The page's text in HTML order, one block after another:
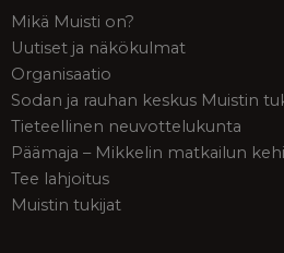
Mikä Muisti on?
Uutiset ja näkökulmat
Organisaatio
Sodan ja rauhan keskus Muistin
Tieteellinen neuvottelukunta
Päämaja – Mikkelin matkailun
Tee lahjoitus
Muistin tukijat